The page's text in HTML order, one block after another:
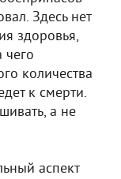
Здесь нет
здоровья,
количества
к смерти.
а не
аспект